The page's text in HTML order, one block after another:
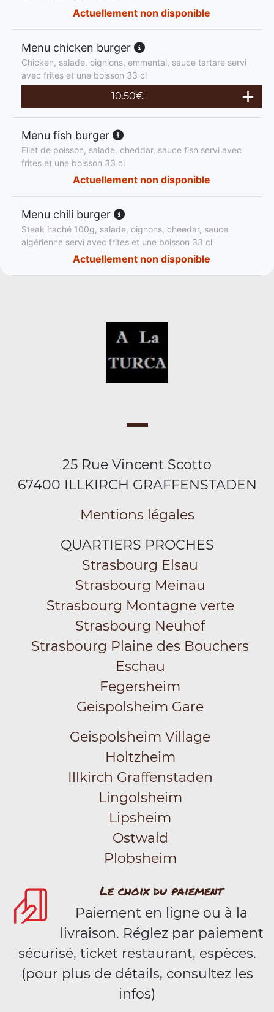
Actuellement non disponible
Menu chicken burger
Chicken, salade, oignions, emmental, sauce tartare servi
avec frites et une boisson 33 cl
10.50€
Menu fish burger
Filet de poisson, salade, cheddar, sauce fish servi avec
frites et une boisson 33 cl
Actuellement non disponible
Menu chili burger
Steak haché 100g, salade, oignons, cheedar, sauce
algérienne servi avec frites et une boisson 33 cl
Actuellement non disponible
25 Rue Vincent Scotto
67400 ILLKIRCH GRAFFENSTADEN
Mentions légales
QUARTIERS PROCHES
Strasbourg Elsau
Strasbourg Meinau
Strasbourg Montagne verte
Strasbourg Neuhof
Strasbourg Plaine des Bouchers
Eschau
Fegersheim
Geispolsheim Gare
Geispolsheim Village
Holtzheim
Illkirch Graffenstaden
Lingolsheim
Lipsheim
Ostwald
Plobsheim
Le choix du paiement
Paiement en ligne ou à la
livraison. Réglez par paiement
sécurisé, ticket restaurant, espèces.
(pour plus de détails, consultez les
infos)